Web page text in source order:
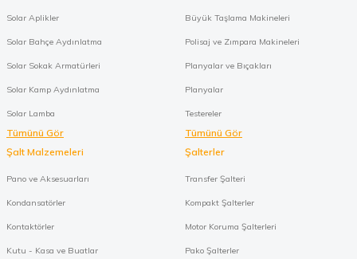
Solar Aplikler
Solar Bahçe Aydınlatma
Solar Sokak Armatürleri
Solar Kamp Aydınlatma
Solar Lamba
Tümünü Gör
Büyük Taşlama Makineleri
Polisaj ve Zımpara Makineleri
Planyalar ve Bıçakları
Planyalar
Testereler
Tümünü Gör
Şalt Malzemeleri
Pano ve Aksesuarları
Kondansatörler
Kontaktörler
Kutu - Kasa ve Buatlar
Şalterler
Transfer Şalteri
Kompakt Şalterler
Motor Koruma Şalterleri
Pako Şalterler